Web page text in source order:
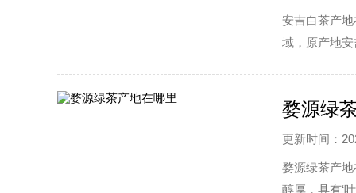
安吉白茶产
域，原产地
婺源绿
更新时间：
婺源绿茶产
醇厚，具有‘